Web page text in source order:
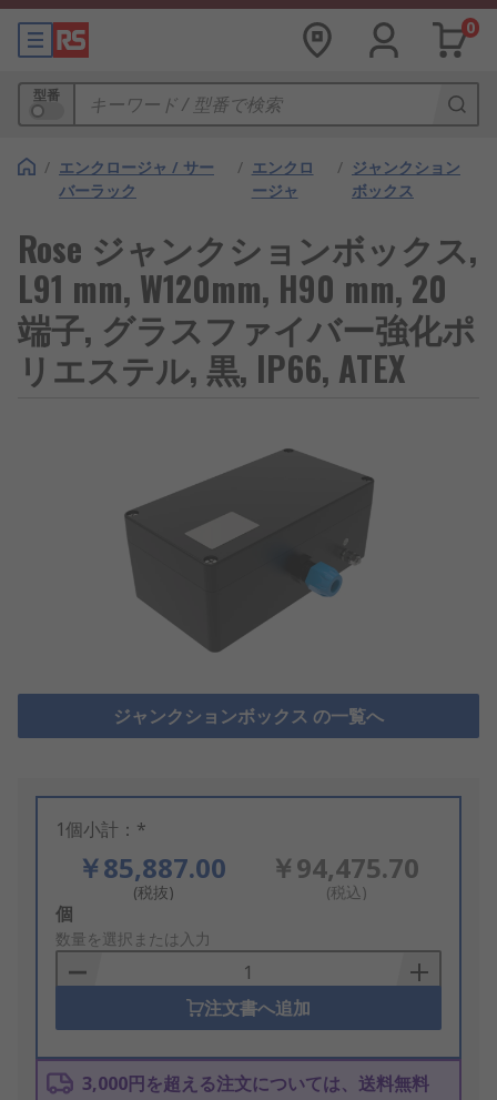
0
型番
/ エンクロージャ / サー
バーラック
/ エンクロ
ージャ
/ ジャンクション
ボックス
Rose ジャンクションボックス,
L91 mm, W120mm, H90 mm, 20
端子, グラスファイバー強化ポ
リエステル, 黒, IP66, ATEX
ジャンクションボックス の一覧へ
1個小計：*
￥85,887.00
(税抜)
￥94,475.70
(税込)
Add
to
Basket
個
数量を選択または入力
注文書へ追加
3,000円を超える注文については、送料無料